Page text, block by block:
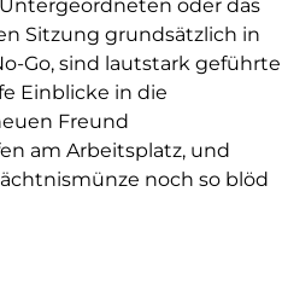
oder das
Sitzung grundsätzlich in
Go, sind lautstark geführte
Einblicke in die
Freund
am Arbeitsplatz, und
noch so blöd